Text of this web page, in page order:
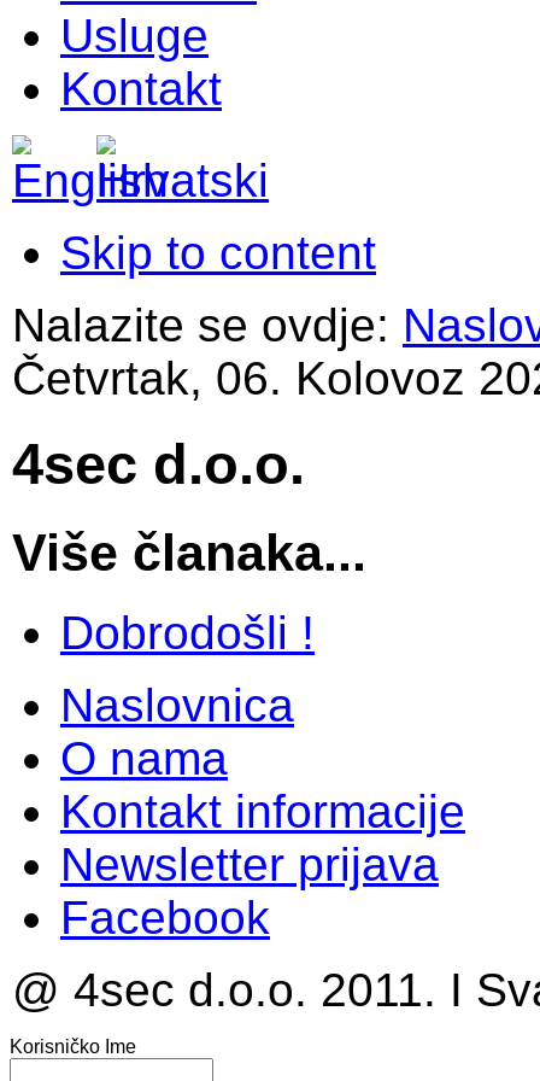
Usluge
Kontakt
Skip to content
Nalazite se ovdje:
Četvrtak, 06. Kolovoz
4sec d.o.o.
Više članaka...
Dobrodošli !
Naslovnica
O nama
Kontakt informacije
Newsletter prijava
Facebook
@ 4sec d.o.o. 2011. I
Korisničko Ime